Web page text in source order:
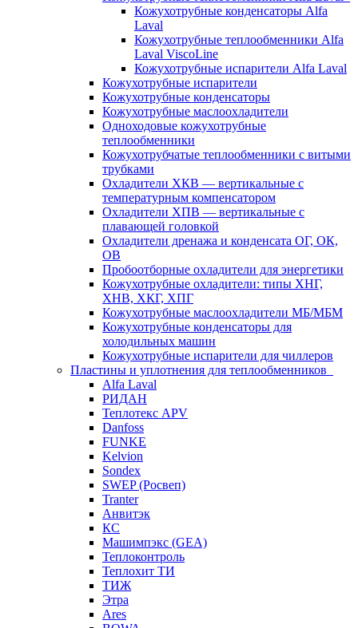
Кожухотрубные конденсаторы Alfa
Laval
Кожухотрубные теплообменники Alfa
Laval ViscoLine
Кожухотрубные испарители Alfa Laval
Кожухотрубные испарители
Кожухотрубные конденсаторы
Кожухотрубные маслоохладители
Одноходовые кожухотрубные
теплообменники
Кожухотрубчатые теплообменники с витыми
трубками
Охладители ХКВ — вертикальные с
температурным компенсатором
Охладители ХПВ — вертикальные с
плавающей головкой
Охладители дренажа и конденсата ОГ, ОК,
ОВ
Пробоотборные охладители для энергетики
Кожухотрубные охладители: типы ХНГ,
ХНВ, ХКГ, ХПГ
Кожухотрубные маслоохладители МБ/МБМ
Кожухотрубные конденсаторы для
холодильных машин
Кожухотрубные испарители для чиллеров
Пластины и уплотнения для теплообменников
Alfa Laval
РИДАН
Теплотекс APV
Danfoss
FUNKE
Kelvion
Sondex
SWEP (Росвеп)
Tranter
Анвитэк
КС
Машимпэкс (GEA)
Теплоконтроль
Теплохит ТИ
ТИЖ
Этра
Ares